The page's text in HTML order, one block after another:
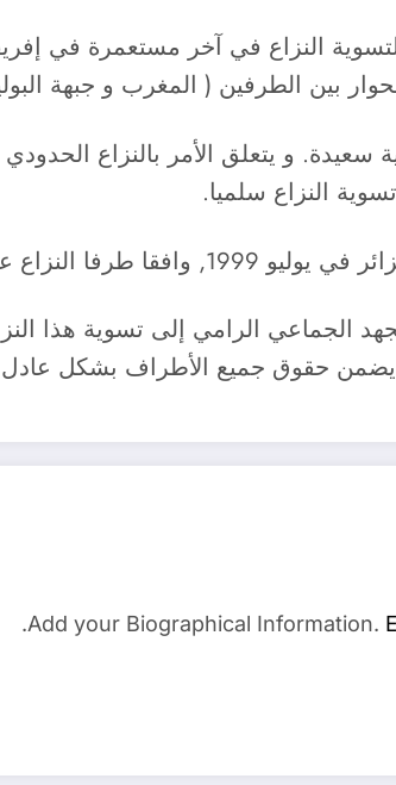
لتسوية النزاع في آخر مستعمرة في
بين الطرفين ( المغرب و جبهة
النزاع سلميا.
الإطار للجزائر.
الرامي إلى تسوية هذا
يضمن حقوق جميع الأطراف بشكل
Add your Biographical Information.